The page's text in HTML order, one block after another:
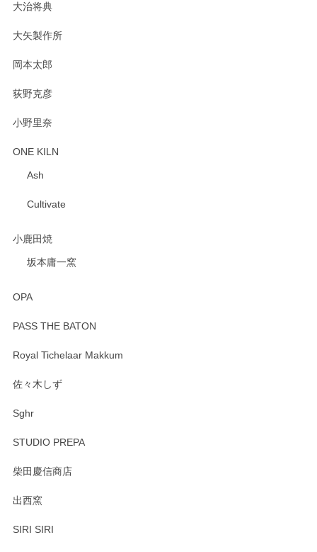
大治将典
大矢製作所
岡本太郎
荻野克彦
小野里奈
ONE KILN
Ash
Cultivate
小鹿田焼
坂本庸一窯
OPA
PASS THE BATON
Royal Tichelaar Makkum
佐々木しず
Sghr
STUDIO PREPA
柴田慶信商店
出西窯
SIRI SIRI